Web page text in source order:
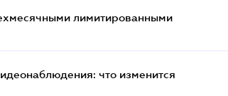
лимитированными
что изменится